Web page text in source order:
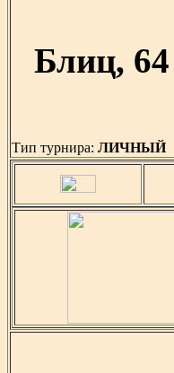
Блиц,
Тип турнира: ЛИЧНЫЙ